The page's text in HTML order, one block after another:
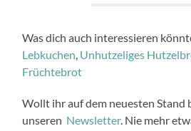
Was dich auch interessieren
Lebkuchen, Unhutzeliges
Früchtebrot
Wollt ihr auf dem neuesten Stand
unseren Newsletter. Nie mehr